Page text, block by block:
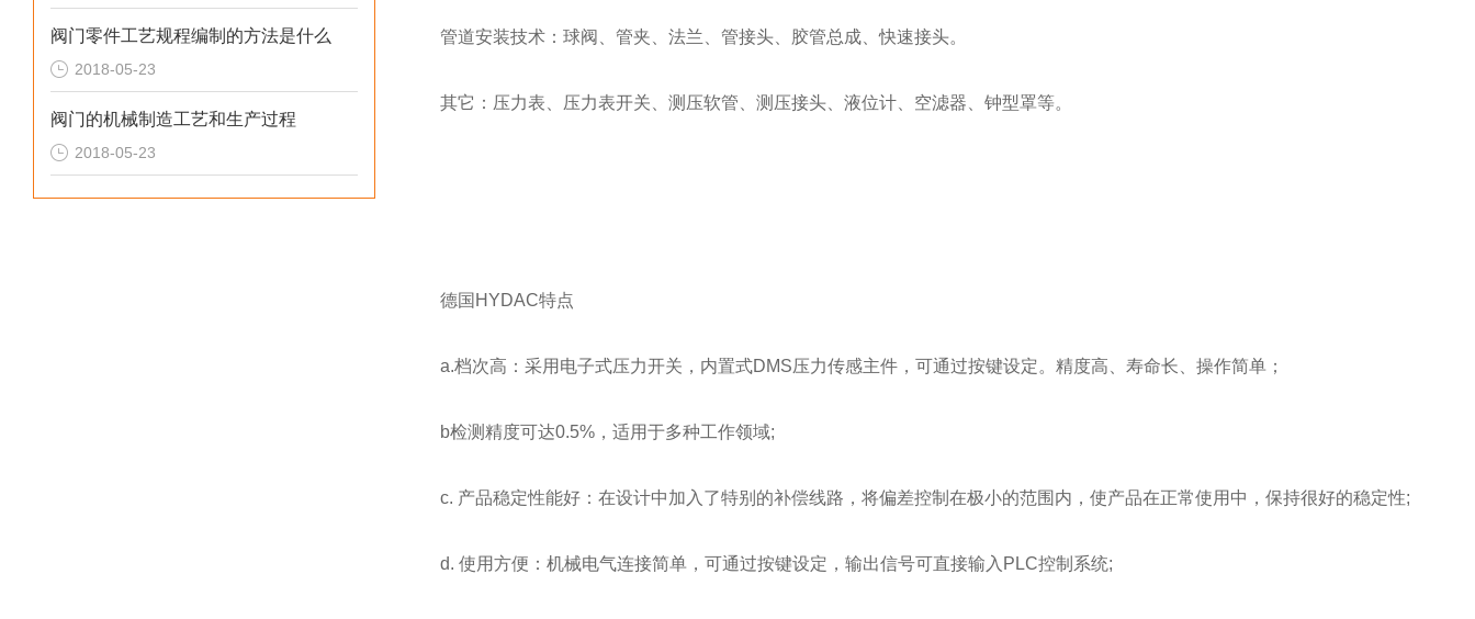
阀门零件工艺规程编制的方法是什么
2018-05-23
阀门的机械制造工艺和生产过程
2018-05-23
管道安装技术：球阀、管夹、法兰、管接头、胶管总成、快速接头。
其它：压力表、压力表开关、测压软管、测压接头、液位计、空滤器、钟型罩等。
德国HYDAC特点
a.档次高：采用电子式压力开关，内置式DMS压力传感主件，可通过按键设定。精度高、寿命长、操作简单；
b检测精度可达0.5%，适用于多种工作领域;
c. 产品稳定性能好：在设计中加入了特别的补偿线路，将偏差控制在极小的范围内，使产品在正常使用中，保持很好的稳定性;
d. 使用方便：机械电气连接简单，可通过按键设定，输出信号可直接输入PLC控制系统;